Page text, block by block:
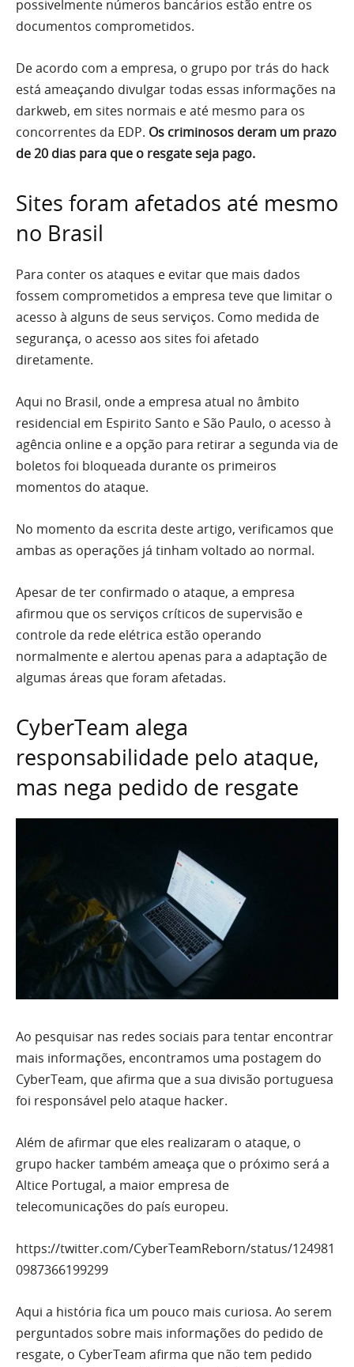
possivelmente números bancários estão entre os
documentos comprometidos.
De acordo com a empresa, o grupo por trás do hack
está ameaçando divulgar todas essas informações na
darkweb, em sites normais e até mesmo para os
concorrentes da EDP. Os criminosos deram um prazo
de 20 dias para que o resgate seja pago.
Sites foram afetados até mesmo
no Brasil
Para conter os ataques e evitar que mais dados
fossem comprometidos a empresa teve que limitar o
acesso à alguns de seus serviços. Como medida de
segurança, o acesso aos sites foi afetado
diretamente.
Aqui no Brasil, onde a empresa atual no âmbito
residencial em Espirito Santo e São Paulo, o acesso à
agência online e a opção para retirar a segunda via de
boletos foi bloqueada durante os primeiros
momentos do ataque.
No momento da escrita deste artigo, verificamos que
ambas as operações já tinham voltado ao normal.
Apesar de ter confirmado o ataque, a empresa
afirmou que os serviços críticos de supervisão e
controle da rede elétrica estão operando
normalmente e alertou apenas para a adaptação de
algumas áreas que foram afetadas.
CyberTeam alega
responsabilidade pelo ataque,
mas nega pedido de resgate
Ao pesquisar nas redes sociais para tentar encontrar
mais informações, encontramos uma postagem do
CyberTeam, que afirma que a sua divisão portuguesa
foi responsável pelo ataque hacker.
Além de afirmar que eles realizaram o ataque, o
grupo hacker também ameaça que o próximo será a
Altice Portugal, a maior empresa de
telecomunicações do país europeu.
https://twitter.com/CyberTeamReborn/status/124981
0987366199299
Aqui a história fica um pouco mais curiosa. Ao serem
perguntados sobre mais informações do pedido de
resgate, o CyberTeam afirma que não tem pedido